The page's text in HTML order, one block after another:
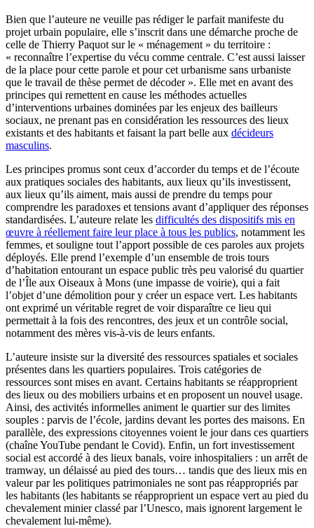
Bien que l’auteure ne veuille pas rédiger le parfait manifeste du
projet urbain populaire, elle s’inscrit dans une démarche proche de
celle de Thierry Paquot sur le « ménagement » du territoire :
« reconnaître l’expertise du vécu comme centrale. C’est aussi laisser
de la place pour cette parole et pour cet urbanisme sans urbaniste
que le travail de thèse permet de décoder ». Elle met en avant des
principes qui remettent en cause les méthodes actuelles
d’interventions urbaines dominées par les enjeux des bailleurs
sociaux, ne prenant pas en considération les ressources des lieux
existants et des habitants et faisant la part belle aux décideurs
masculins.
Les principes promus sont ceux d’accorder du temps et de l’écoute
aux pratiques sociales des habitants, aux lieux qu’ils investissent,
aux lieux qu’ils aiment, mais aussi de prendre du temps pour
comprendre les paradoxes et tensions avant d’appliquer des réponses
standardisées. L’auteure relate les difficultés des dispositifs mis en
œuvre à réellement faire leur place à tous les publics, notamment les
femmes, et souligne tout l’apport possible de ces paroles aux projets
déployés. Elle prend l’exemple d’un ensemble de trois tours
d’habitation entourant un espace public très peu valorisé du quartier
de l’Île aux Oiseaux à Mons (une impasse de voirie), qui a fait
l’objet d’une démolition pour y créer un espace vert. Les habitants
ont exprimé un véritable regret de voir disparaître ce lieu qui
permettait à la fois des rencontres, des jeux et un contrôle social,
notamment des mères vis-à-vis de leurs enfants.
L’auteure insiste sur la diversité des ressources spatiales et sociales
présentes dans les quartiers populaires. Trois catégories de
ressources sont mises en avant. Certains habitants se réapproprient
des lieux ou des mobiliers urbains et en proposent un nouvel usage.
Ainsi, des activités informelles animent le quartier sur des limites
souples : parvis de l’école, jardins devant les portes des maisons. En
parallèle, des expressions citoyennes voient le jour dans ces quartiers
(chaîne YouTube pendant le Covid). Enfin, un fort investissement
social est accordé à des lieux banals, voire inhospitaliers : un arrêt de
tramway, un délaissé au pied des tours… tandis que des lieux mis en
valeur par les politiques patrimoniales ne sont pas réappropriés par
les habitants (les habitants se réapproprient un espace vert au pied du
chevalement minier classé par l’Unesco, mais ignorent largement le
chevalement lui-même).